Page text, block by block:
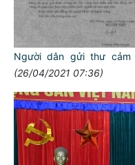
Người dân gửi thư
(26/04/2021 07:36)